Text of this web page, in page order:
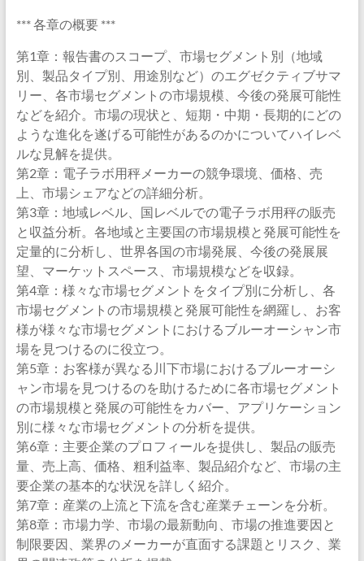
*** 各章の概要 ***
第1章：報告書のスコープ、市場セグメント別（地域
別、製品タイプ別、用途別など）のエグゼクティブサマ
リー、各市場セグメントの市場規模、今後の発展可能性
などを紹介。市場の現状と、短期・中期・長期的にどの
ような進化を遂げる可能性があるのかについてハイレベ
ルな見解を提供。
第2章：電子ラボ用秤メーカーの競争環境、価格、売
上、市場シェアなどの詳細分析。
第3章：地域レベル、国レベルでの電子ラボ用秤の販売
と収益分析。各地域と主要国の市場規模と発展可能性を
定量的に分析し、世界各国の市場発展、今後の発展展
望、マーケットスペース、市場規模などを収録。
第4章：様々な市場セグメントをタイプ別に分析し、各
市場セグメントの市場規模と発展可能性を網羅し、お客
様が様々な市場セグメントにおけるブルーオーシャン市
場を見つけるのに役立つ。
第5章：お客様が異なる川下市場におけるブルーオーシ
ャン市場を見つけるのを助けるために各市場セグメント
の市場規模と発展の可能性をカバー、アプリケーション
別に様々な市場セグメントの分析を提供。
第6章：主要企業のプロフィールを提供し、製品の販売
量、売上高、価格、粗利益率、製品紹介など、市場の主
要企業の基本的な状況を詳しく紹介。
第7章：産業の上流と下流を含む産業チェーンを分析。
第8章：市場力学、市場の最新動向、市場の推進要因と
制限要因、業界のメーカーが直面する課題とリスク、業